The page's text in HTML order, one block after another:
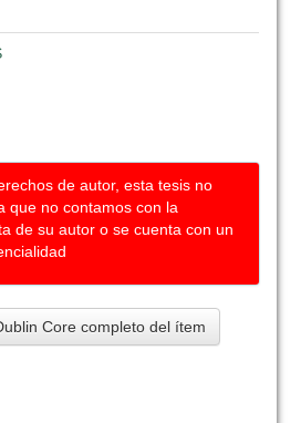
de autor, esta tesis no
que no contamos con la
de su autor o se cuenta con un
Core completo del ítem